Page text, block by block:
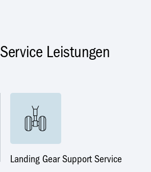
Service Leistungen
Landing Gear Support Service